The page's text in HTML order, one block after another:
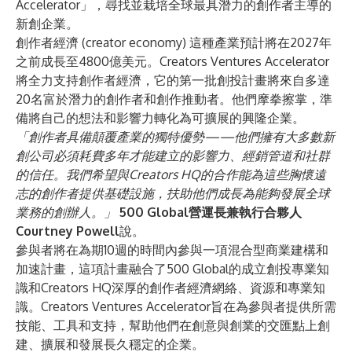
Accelerator」，尋找並栽培全球最具潛力的創作者主導的
新創企業。
創作者經濟 (creator economy) 這種產業預計將在2027年
之前成長至4800億美元。Creators Ventures Accelerator
將全力支持創作者經濟，它的第一批創投計畫將來自多達
20名富於潛力的創作者和創作推動者。他們摩拳擦掌，準
備將自己的想法和影響力轉化為可擴展的興隆企業。
「創作者具備顛覆產業的獨特優勢——他們擁有大多數新
創公司必須耗費多年才能建立的影響力、經銷管道和社群
的信任。我們希望與Creators HQ的合作能為這些胸懷遠
志的創作者提供基礎設施，扶助他們成長為能夠發展全球
業務的創辦人。」 500 Global營運長兼執行合夥人
Courtney Powell說。
參與者將在為期10週的時間內參與一項混合型商業建構和
加速計畫，這項計畫融合了500 Global的成立創投專業知
識和Creators HQ深厚的創作者經濟網絡、資源和專業知
識。Creators Ventures Accelerator旨在為參與者提供所需
技能、工具和支持，幫助他們在創意與創業的交匯點上創
建、擴展和發展長久穩定的企業。